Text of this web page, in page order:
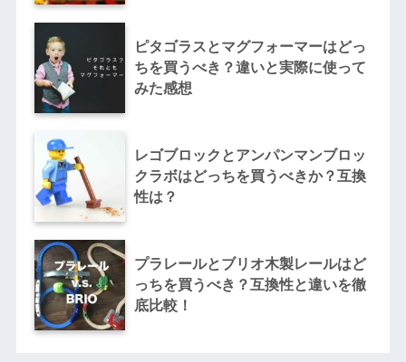
ピタゴラスとマグフォーマーはどっ
ちを買うべき？違いと実際に使って
みた感想
レゴブロックとアンパンマンブロッ
クラボはどっちを買うべきか？互換
性は？
プラレールとブリオ木製レールはど
っちを買うべき？互換性と違いを徹
底比較！